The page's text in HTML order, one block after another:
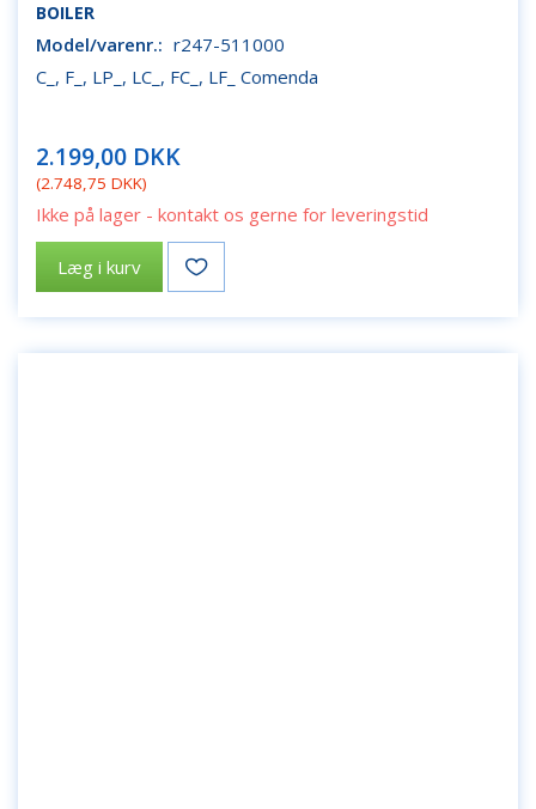
BOILER
Model/varenr.: r247-511000
C_, F_, LP_, LC_, FC_, LF_ Comenda
2.199,00 DKK
(2.748,75 DKK)
Ikke på lager - kontakt os gerne for leveringstid
Læg i kurv